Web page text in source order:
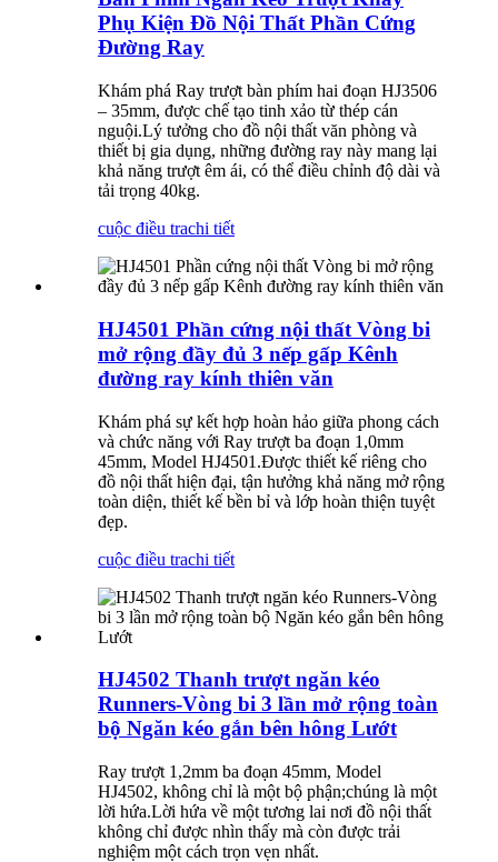
Phụ Kiện Đồ Nội Thất Phần Cứng
Đường Ray
Khám phá Ray trượt bàn phím hai đoạn HJ3506
– 35mm, được chế tạo tinh xảo từ thép cán
nguội.Lý tưởng cho đồ nội thất văn phòng và
thiết bị gia dụng, những đường ray này mang lại
khả năng trượt êm ái, có thể điều chỉnh độ dài và
tải trọng 40kg.
cuộc điều trachi tiết
HJ4501 Phần cứng nội thất Vòng bi
mở rộng đầy đủ 3 nếp gấp Kênh
đường ray kính thiên văn
Khám phá sự kết hợp hoàn hảo giữa phong cách
và chức năng với Ray trượt ba đoạn 1,0mm
45mm, Model HJ4501.Được thiết kế riêng cho
đồ nội thất hiện đại, tận hưởng khả năng mở rộng
toàn diện, thiết kế bền bỉ và lớp hoàn thiện tuyệt
đẹp.
cuộc điều trachi tiết
HJ4502 Thanh trượt ngăn kéo
Runners-Vòng bi 3 lần mở rộng toàn
bộ Ngăn kéo gắn bên hông Lướt
Ray trượt 1,2mm ba đoạn 45mm, Model
HJ4502, không chỉ là một bộ phận;chúng là một
lời hứa.Lời hứa về một tương lai nơi đồ nội thất
không chỉ được nhìn thấy mà còn được trải
nghiệm một cách trọn vẹn nhất.